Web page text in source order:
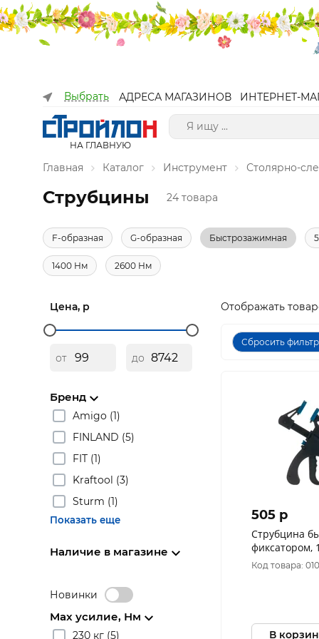
Выбрать АДРЕСА МАГАЗИНОВ ИНТЕРНЕТ-
НА ГЛАВНУЮ
Главная Каталог Инструмент Столярно-
Струбцины 24 товара
F-образная G-образная Быстрозажимная
1400 Нм 2600 Нм
Цена, р
от до
Бренд
Amigo (1)
FINLAND (5)
FIT (1)
Kraftool (3)
Sturm (1)
Показать еще
Наличие в магазине
Новинки
Max усилие, Нм
230 кг (5)
Отображать
Сбросить
505 p
Струбцина
фиксатором,
44-1-315
Код товара:
В